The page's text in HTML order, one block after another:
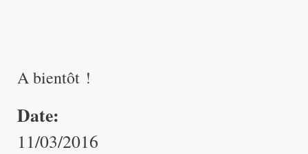
A bientôt !
Date:
11/03/2016